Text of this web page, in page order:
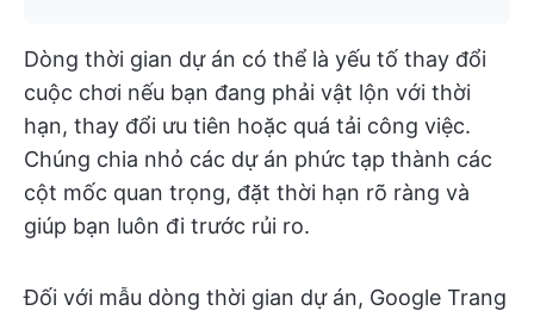
Dòng thời gian dự án có thể là yếu tố thay đổi
cuộc chơi nếu bạn đang phải vật lộn với thời
hạn, thay đổi ưu tiên hoặc quá tải công việc.
Chúng chia nhỏ các dự án phức tạp thành các
cột mốc quan trọng, đặt thời hạn rõ ràng và
giúp bạn luôn đi trước rủi ro.
Đối với mẫu dòng thời gian dự án, Google Trang